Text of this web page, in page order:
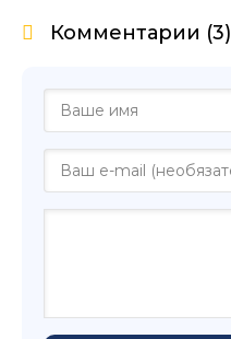
Комментарии (3)